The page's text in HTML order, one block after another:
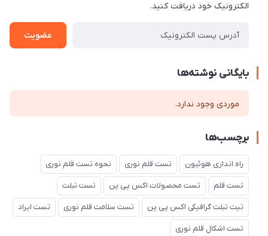
الکترونیک خود دریافت کنید.
عضویت
بایگانی نوشته‌ها
موردی وجود ندارد.
برچسب‌ها
راه اندازی هوئیون تست قلم نوری نحوه تست قلم نوری
تست قلم تست محصولات اکس پی پن تست تبلت
تیت تبلت گرافیکی اکس پی پن تست سلامت قلم نوری تست ایراد
تست اشکال قلم نوری